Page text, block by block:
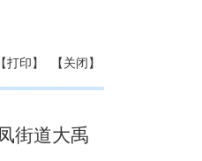
【打印】 【关闭】
街道大禹